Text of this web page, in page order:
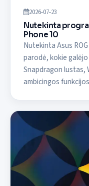
2026-07-23
Nutekinta
Phone 10
Nutekinta Asus
parodė, kokie
Snapdragon lustas,
ambicingos